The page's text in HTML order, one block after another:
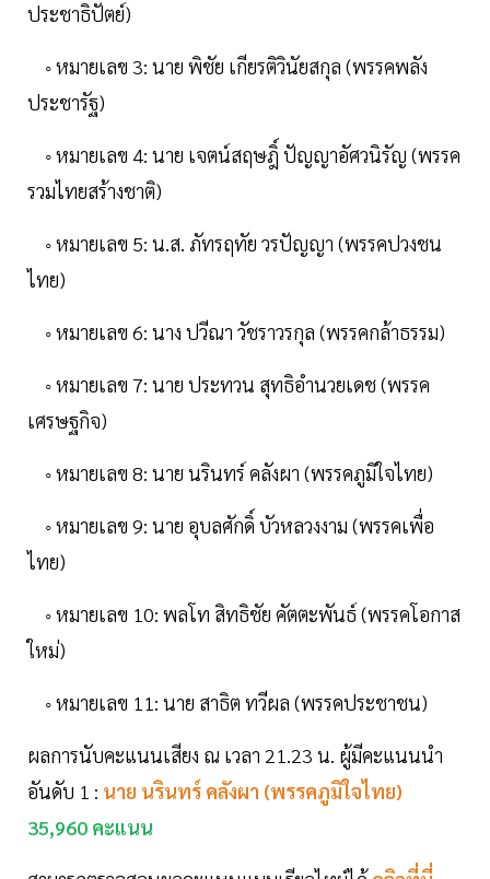
ประชาธิปัตย์)
◦ หมายเลข 3: นาย พิชัย เกียรติวินัยสกุล (พรรคพลัง
ประชารัฐ)
◦ หมายเลข 4: นาย เจตน์สฤษฎิ์ ปัญญาอัศวนิรัญ (พรรค
รวมไทยสร้างชาติ)
◦ หมายเลข 5: น.ส. ภัทรฤทัย วรปัญญา (พรรคปวงชน
ไทย)
◦ หมายเลข 6: นาง ปวีณา วัชราวรกุล (พรรคกล้าธรรม)
◦ หมายเลข 7: นาย ประทวน สุทธิอำนวยเดช (พรรค
เศรษฐกิจ)
◦ หมายเลข 8: นาย นรินทร์ คลังผา (พรรคภูมิใจไทย)
◦ หมายเลข 9: นาย อุบลศักดิ์ บัวหลวงงาม (พรรคเพื่อ
ไทย)
◦ หมายเลข 10: พลโท สิทธิชัย คัตตะพันธ์ (พรรคโอกาส
ใหม่)
◦ หมายเลข 11: นาย สาธิต ทวีผล (พรรคประชาชน)
ผลการนับคะแนนเสียง ณ เวลา 21.23 น. ผู้มีคะแนนนำ
อันดับ 1 : นาย นรินทร์ คลังผา (พรรคภูมิใจไทย)
35,960 คะแนน